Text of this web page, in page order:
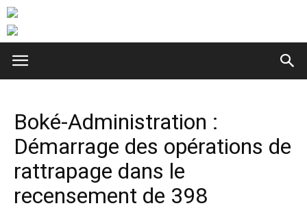
Boké-Administration :
Démarrage des opérations de
rattrapage dans le
recensement de 398